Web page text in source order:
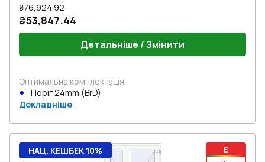
₴76,924.92
₴53,847.44
Детальніше / Змінити
Оптимальна комплектація
Поріг 24mm (BrD)
Докладніше
E
НАЦ. КЕШБЕК 10%